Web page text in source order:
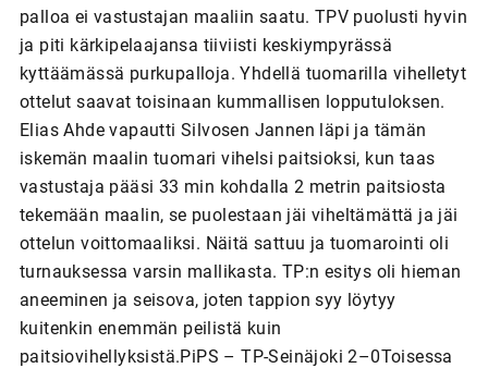
palloa ei vastustajan maaliin saatu. TPV puolusti hyvin
ja piti kärkipelaajansa tiiviisti keskiympyrässä
kyttäämässä purkupalloja. Yhdellä tuomarilla vihelletyt
ottelut saavat toisinaan kummallisen lopputuloksen.
Elias Ahde vapautti Silvosen Jannen läpi ja tämän
iskemän maalin tuomari vihelsi paitsioksi, kun taas
vastustaja pääsi 33 min kohdalla 2 metrin paitsiosta
tekemään maalin, se puolestaan jäi viheltämättä ja jäi
ottelun voittomaaliksi. Näitä sattuu ja tuomarointi oli
turnauksessa varsin mallikasta. TP:n esitys oli hieman
aneeminen ja seisova, joten tappion syy löytyy
kuitenkin enemmän peilistä kuin
paitsiovihellyksistä.PiPS – TP-Seinäjoki 2–0Toisessa